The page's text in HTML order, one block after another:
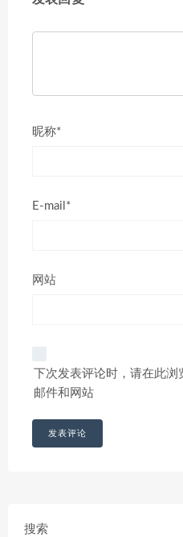
昵称*
E-mail*
网站
下次发表评论时，请在此
邮件和网站
搜索